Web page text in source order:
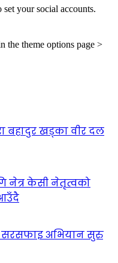
your social accounts.
the theme options page >
बहादुर खड्का वीर दल
नेत्र केसी नेतृत्वको
सरसफाइ अभियान सुरु